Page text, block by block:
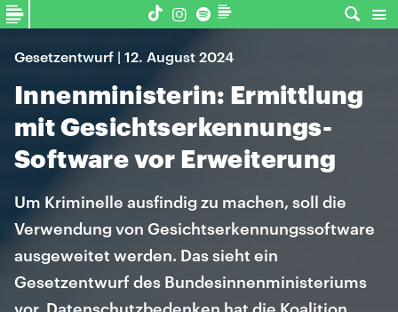
Gesetzentwurf | 12. August 2024
Innenministerin: Ermittlung
mit Gesichtserkennungs-
Software vor Erweiterung
Um Kriminelle ausfindig zu machen, soll die
Verwendung von Gesichtserkennungssoftware
ausgeweitet werden. Das sieht ein
Gesetzentwurf des Bundesinnenministeriums